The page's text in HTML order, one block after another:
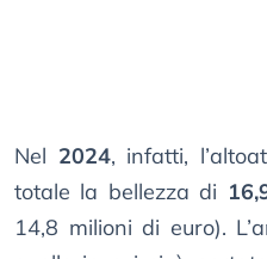
Nel 2024, infatti,
totale la bellezza di
14,8 milioni di euro).